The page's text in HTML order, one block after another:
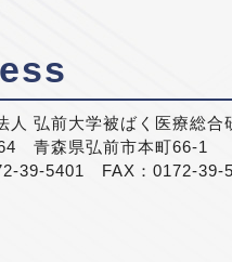
人 弘前大学被ばく医療総合
青森県弘前市本町66-1
39-5401 FAX：0172-39-